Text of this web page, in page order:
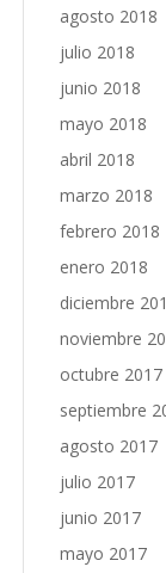
agosto 2018
julio 2018
junio 2018
mayo 2018
abril 2018
marzo 2018
febrero 2018
enero 2018
diciembre
noviembre
octubre 2017
septiembre
agosto 2017
julio 2017
junio 2017
mayo 2017